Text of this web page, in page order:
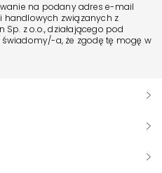
na podany adres e-mail
związanych z
z o.o., działającego pod
świadomy/-a, że zgodę tę mogę w